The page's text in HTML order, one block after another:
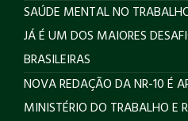
SAÚDE MENTAL NO
JÁ É UM DOS MAIORES
BRASILEIRAS
NOVA REDAÇÃO DA NR-10 É
MINISTÉRIO DO TRABALHO E